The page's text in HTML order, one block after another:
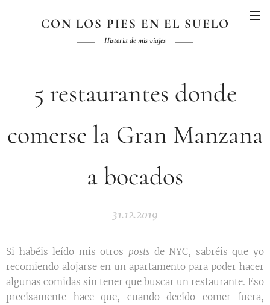
CON LOS PIES EN EL SUELO
Historia de mis viajes
5 restaurantes donde
comerse la Gran Manzana
a bocados
31.12.2019
Si habéis leído mis otros posts de NYC, sabréis que yo
recomiendo alojarse en un apartamento para poder hacer
algunas comidas sin tener que buscar un restaurante. Eso
precisamente hace que, cuando decido comer fuera,